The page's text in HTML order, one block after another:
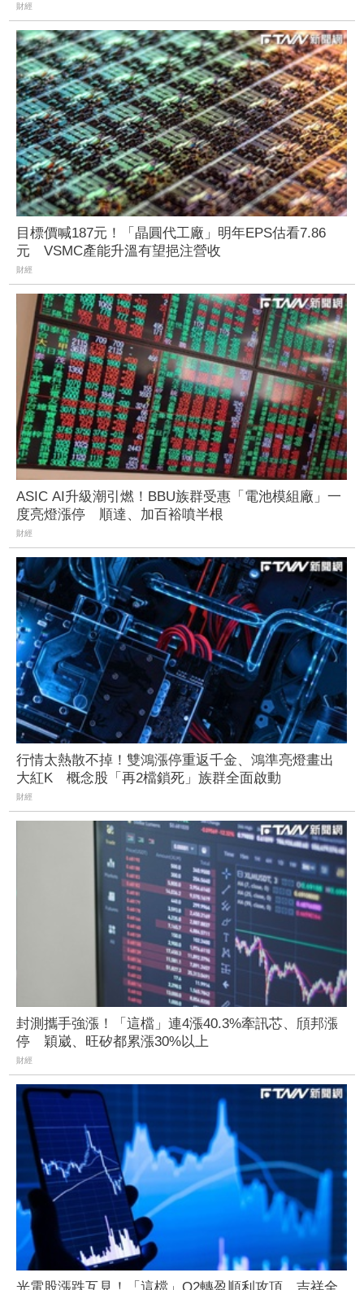
財經
目標價喊187元！「晶圓代工廠」明年EPS估看7.86
元 VSMC產能升溫有望挹注營收
財經
ASIC AI升級潮引燃！BBU族群受惠「電池模組廠」一
度亮燈漲停 順達、加百裕噴半根
財經
行情太熱散不掉！雙鴻漲停重返千金、鴻準亮燈畫出
大紅K 概念股「再2檔鎖死」族群全面啟動
財經
封測攜手強漲！「這檔」連4漲40.3%牽訊芯、頎邦漲
停 穎崴、旺矽都累漲30%以上
財經